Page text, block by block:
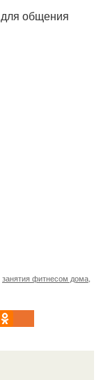
общения
занятия фитнесом дома